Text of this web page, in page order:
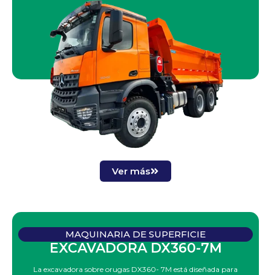
Ver más
MAQUINARIA DE SUPERFICIE
EXCAVADORA DX360-7M
La excavadora sobre orugas DX360- 7M está diseñada para